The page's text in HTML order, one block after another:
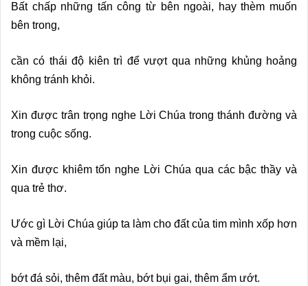
Bất chấp những tấn công từ bên ngoài, hay thèm muốn
bên trong,
cần có thái độ kiên trì để vượt qua những khủng hoảng
không tránh khỏi.
Xin được trân trọng nghe Lời Chúa trong thánh đường và
trong cuộc sống.
Xin được khiêm tốn nghe Lời Chúa qua các bậc thầy và
qua trẻ thơ.
Ước gì Lời Chúa giúp ta làm cho đất của tim mình xốp hơn
và mềm lại,
bớt đá sỏi, thêm đất màu, bớt bụi gai, thêm ẩm ướt.